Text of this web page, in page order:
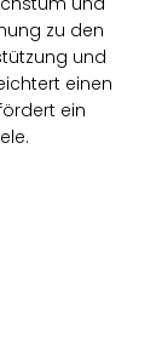
zu den
und
einen
ein